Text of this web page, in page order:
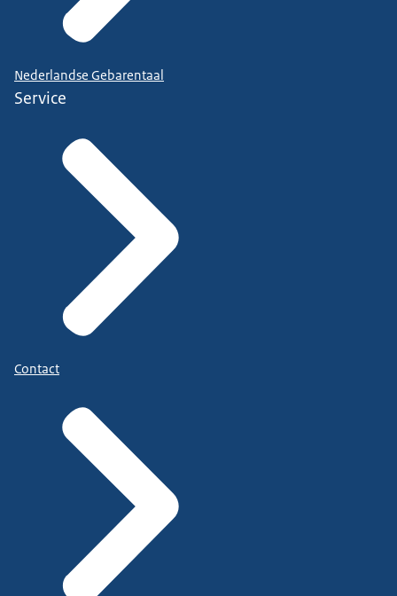
Nederlandse Gebarentaal
Service
Contact